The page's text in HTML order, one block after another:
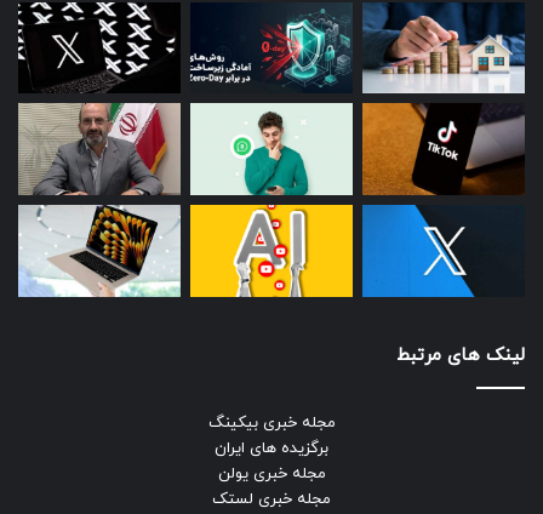
لینک های مرتبط
مجله خبری بیکینگ
برگزیده های ایران
مجله خبری یولن
مجله خبری لستک